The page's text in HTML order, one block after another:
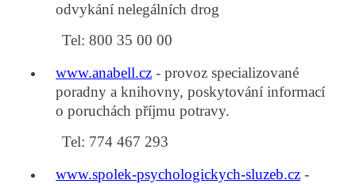
odvykání nelegálních drog
Tel: 800 35 00 00
www.anabell.cz - provoz specializované
poradny a knihovny, poskytování informací
o poruchách příjmu potravy.
Tel: 774 467 293
www.spolek-psychologickych-sluzeb.cz -